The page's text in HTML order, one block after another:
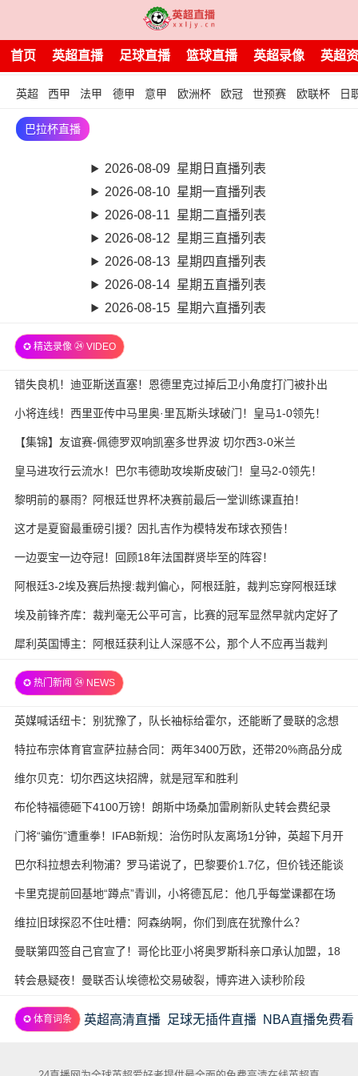
首页 英超直播 足球直播 篮球直播 英超录像 英超
英超 西甲 法甲 德甲 意甲 欧洲杯 欧冠 世预赛 欧联杯 日
巴拉杯直播
2026-08-09 星期日直播列表
2026-08-10 星期一直播列表
2026-08-11 星期二直播列表
2026-08-12 星期三直播列表
2026-08-13 星期四直播列表
2026-08-14 星期五直播列表
2026-08-15 星期六直播列表
✪ 精选录像 ㉔ VIDEO
错失良机！迪亚斯送直塞！恩德里克过掉后卫小角度打门被扑出
小将连线！西里亚传中马里奥·里瓦斯头球破门！皇马1-0领先！
【集锦】友谊赛-佩德罗双响凯塞多世界波 切尔西3-0米兰
皇马进攻行云流水！巴尔韦德助攻埃斯皮破门！皇马2-0领先！
黎明前的暴雨？阿根廷世界杯决赛前最后一堂训练课直拍！
这才是夏窗最重磅引援？因扎吉作为模特发布球衣预告！
一边耍宝一边夺冠！回顾18年法国群贤毕至的阵容！
阿根廷3-2埃及赛后热搜:裁判偏心，阿根廷脏，裁判忘穿阿根廷球
衣
埃及前锋齐库：裁判毫无公平可言，比赛的冠军显然早就内定好了
犀利英国博主：阿根廷获利让人深感不公，那个人不应再当裁判
✪ 热门新闻 ㉔ NEWS
英媒喊话纽卡：别犹豫了，队长袖标给霍尔，还能断了曼联的念想
特拉布宗体育官宣萨拉赫合同：两年3400万欧，还带20%商品分成
维尔贝克：切尔西这块招牌，就是冠军和胜利
布伦特福德砸下4100万镑！朗斯中场桑加雷刷新队史转会费纪录
门将“骗伤”遭重拳！IFAB新规：治伤时队友离场1分钟，英超下月开
试
巴尔科拉想去利物浦？罗马诺说了，巴黎要价1.7亿，但价钱还能谈
卡里克提前回基地“蹲点”青训，小将德瓦尼：他几乎每堂课都在场
边
维拉旧球探忍不住吐槽：阿森纳啊，你们到底在犹豫什么？
曼联第四签自己官宣了！哥伦比亚小将奥罗斯科亲口承认加盟，18
岁生日当天完成转会
转会悬疑夜！曼联否认埃德松交易破裂，博弈进入读秒阶段
✪ 体育词条 英超高清直播 足球无插件直播 NBA直播免费看